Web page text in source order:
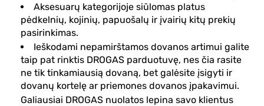
Aksesuarų kategorijoje siūlomas platus
pėdkelnių, kojinių, papuošalų ir įvairių kitų prekių
pasirinkimas.
Ieškodami nepamirštamos dovanos artimui galite
taip pat rinktis DROGAS parduotuvę, nes čia rasite
ne tik tinkamiausią dovaną, bet galėsite įsigyti ir
dovanų kortelę ar priemones dovanos įpakavimui.
Galiausiai DROGAS nuolatos lepina savo klientus